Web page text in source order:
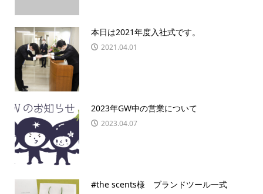
本日は2021年度入社式です。
2021.04.01
2023年GW中の営業について
2023.04.07
#the scents様 ブランドツール一式